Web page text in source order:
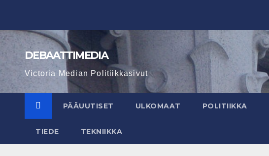
content
DEBAATTIMEDIA
Victoria Median Politiikkasivut
PÄÄUUTISET ULKOMAAT POLITIIKKA
TIEDE TEKNIIKKA